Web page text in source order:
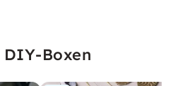
DIY-Boxen